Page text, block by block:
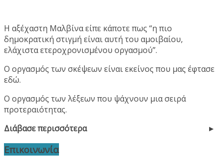
Η αξέχαστη Μαλβίνα είπε κάποτε πως “η πιο
δημοκρατική στιγμή είναι αυτή του αμοιβαίου,
ελάχιστα ετεροχρονισμένου οργασμού”.
Ο οργασμός των σκέψεων είναι εκείνος που μας έφτασε
εδώ.
Ο οργασμός των λέξεων που ψάχνουν μια σειρά
προτεραιότητας.
Διάβασε περισσότερα
Επικοινωνία